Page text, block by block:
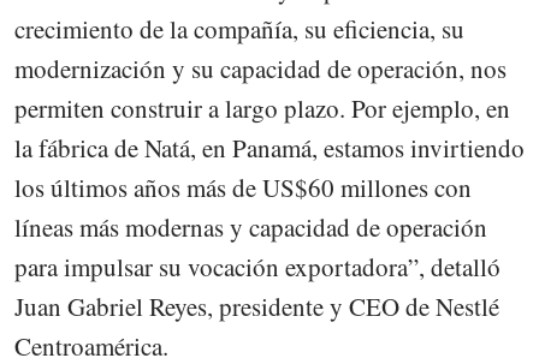
crecimiento de la compañía, su eficiencia, su
modernización y su capacidad de operación, nos
permiten construir a largo plazo. Por ejemplo, en
la fábrica de Natá, en Panamá, estamos invirtiendo
los últimos años más de US$60 millones con
líneas más modernas y capacidad de operación
para impulsar su vocación exportadora”, detalló
Juan Gabriel Reyes, presidente y CEO de Nestlé
Centroamérica.